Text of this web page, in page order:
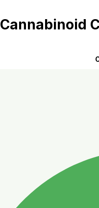
Cannabinoid